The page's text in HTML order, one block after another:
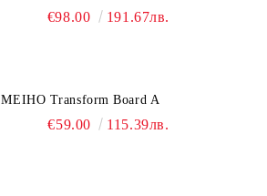
€98.00 191.67лв.
MEIHO Transform Board A
€59.00 115.39лв.